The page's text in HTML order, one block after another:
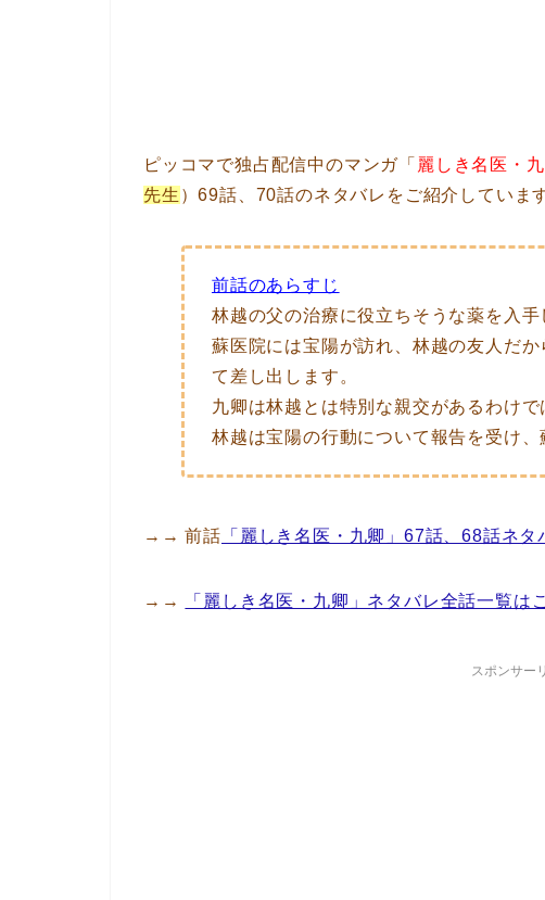
ピッコマで独占配信中のマンガ「 麗しき名医・
先生 ）69話、70話のネタバレをご紹介しています
前話のあらすじ
林越の父の治療に役立ちそうな薬を入手
蘇医院には宝陽が訪れ、林越の友人だ
て差し出します。
九卿は林越とは特別な親交があるわけで
林越は宝陽の行動について報告を受け、
→→ 前話 「麗しき名医・九卿」67話、68話ネタ
→→ 「麗しき名医・九卿」ネタバレ全話一覧は
スポンサー